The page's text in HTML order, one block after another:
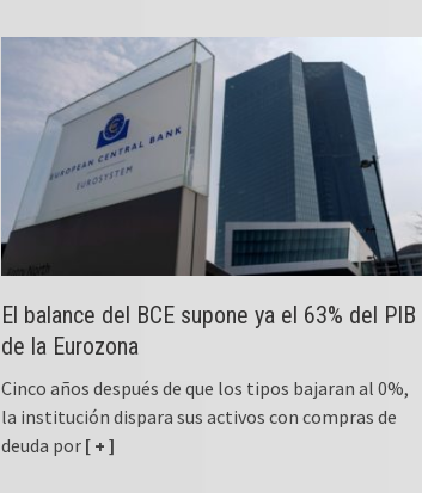
El balance del BCE supone ya el 63% del PIB
de la Eurozona
Cinco años después de que los tipos bajaran al 0%,
la institución dispara sus activos con compras de
deuda por [ + ]